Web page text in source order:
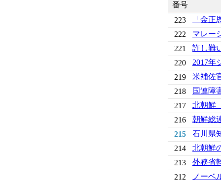
番号
223
「金
222
マレー
221
許し難
220
2017年
219
米補佐
218
国連障
217
北朝鮮
216
朝鮮総
215
石川県
214
北朝鮮
213
外務省
212
ノーベ